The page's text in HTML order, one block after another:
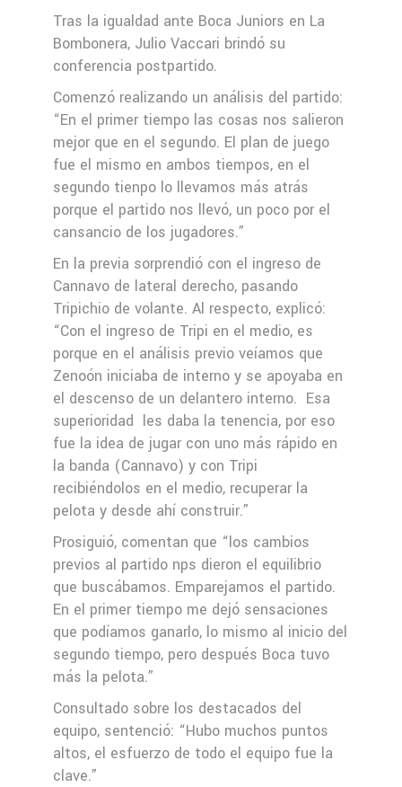
Tras la igualdad ante Boca Juniors en La
Bombonera, Julio Vaccari brindó su
conferencia postpartido.
Comenzó realizando un análisis del partido:
“En el primer tiempo las cosas nos salieron
mejor que en el segundo. El plan de juego
fue el mismo en ambos tiempos, en el
segundo tienpo lo llevamos más atrás
porque el partido nos llevó, un poco por el
cansancio de los jugadores.”
En la previa sorprendió con el ingreso de
Cannavo de lateral derecho, pasando
Tripichio de volante. Al respecto, explicó:
“Con el ingreso de Tripi en el medio, es
porque en el análisis previo veíamos que
Zenoón iniciaba de interno y se apoyaba en
el descenso de un delantero interno. Esa
superioridad les daba la tenencia, por eso
fue la idea de jugar con uno más rápido en
la banda (Cannavo) y con Tripi
recibiéndolos en el medio, recuperar la
pelota y desde ahí construir.”
Prosiguió, comentan que “los cambios
previos al partido nps dieron el equilibrio
que buscábamos. Emparejamos el partido.
En el primer tiempo me dejó sensaciones
que podíamos ganarlo, lo mismo al inicio del
segundo tiempo, pero después Boca tuvo
más la pelota.”
Consultado sobre los destacados del
equipo, sentenció: “Hubo muchos puntos
altos, el esfuerzo de todo el equipo fue la
clave.”